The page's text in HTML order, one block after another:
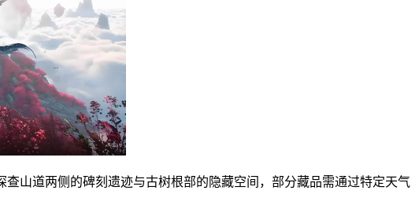
山道两侧的碑刻遗迹与古树根部的隐藏空间，部分藏品需通过特定天气